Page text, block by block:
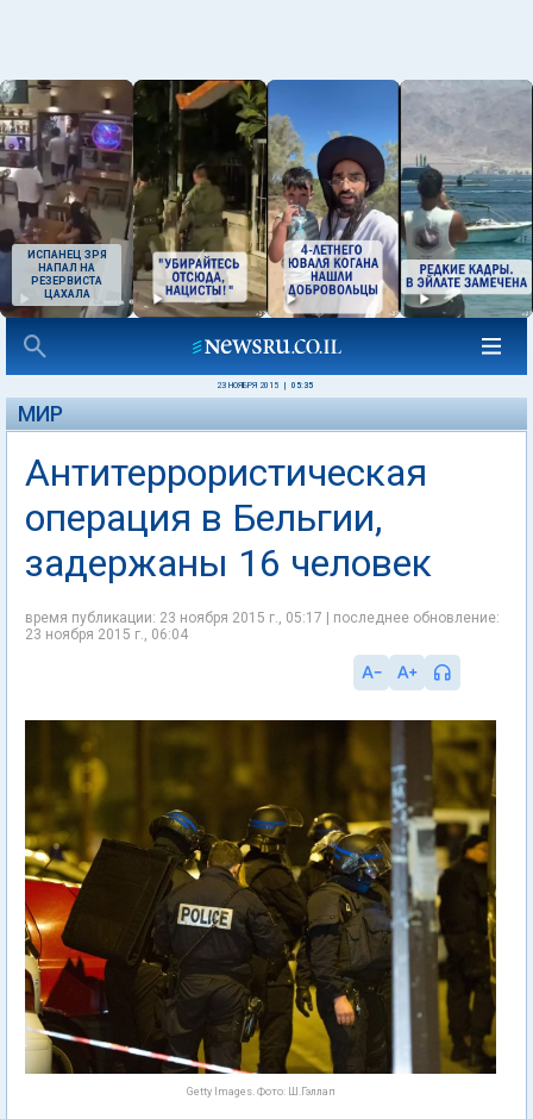
ИСПАНЕЦ ЗРЯ
НАПАЛ НА
РЕЗЕРВИСТА
ЦАХАЛА
23 НОЯБРЯ 2015 05:35
МИР
Антитеррористическая
операция в Бельгии,
задержаны 16 человек
время публикации: 23 ноября 2015 г., 05:17 | последнее обновление:
23 ноября 2015 г., 06:04
Getty Images. Фото: Ш.Гэллап